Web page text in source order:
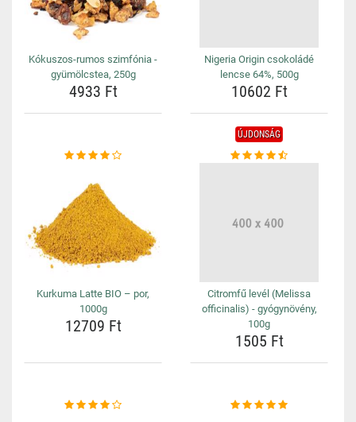
Kókuszos-rumos szimfónia -
gyümölcstea, 250g
4933 Ft
Nigeria Origin csokoládé
lencse 64%, 500g
10602 Ft
Kurkuma Latte BIO – por,
1000g
12709 Ft
ÚJDONSÁG
Citromfű levél (Melissa
officinalis) - gyógynövény,
100g
1505 Ft